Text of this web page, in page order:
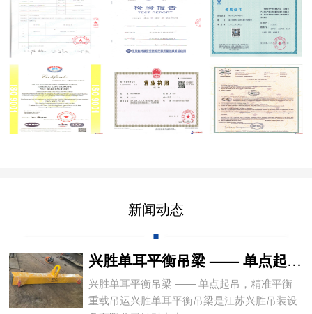
新闻动态
兴胜单耳平衡吊梁 —— 单点起吊，精准平
兴胜单耳平衡吊梁 —— 单点起吊，精准平衡
重载吊运兴胜单耳平衡吊梁是江苏兴胜吊装设